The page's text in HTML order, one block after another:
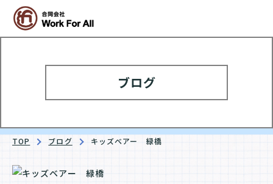
ブログ
TOP ブログ キッズベアー 緑橋